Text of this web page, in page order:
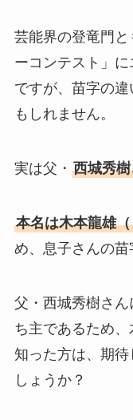
芸能界の登竜門
ーコンテスト」
ですが、苗字の
もしれません。
実は父・ 西城秀
本名は木本龍雄
め、息子さんの苗
父・西城秀樹さ
ち主であるため
知った方は、期
しょうか？